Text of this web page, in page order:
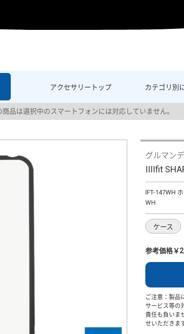
アクセサリー トップ カテゴリ別
商品は選択中のスマートフォンには対応していません。
グルマン
IIIIfit
IFT-147WH
WH
ケース
参考価格￥
ご注意：製品
サービス等の
責任も負いま
せいただきま